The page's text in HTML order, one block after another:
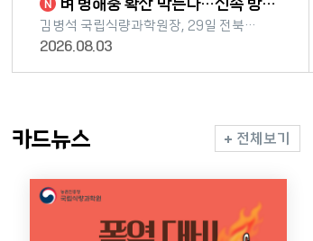
현장 기술 ...
김병석 국립식량과학원장, 29일 전북
임실서 벼 생육 현장 점검 도열병·벼멸구 등
※ 때와 곳: 2026. 7. 29.(수) 08:30~,
2026.08.03
카드뉴스 카드뉴스
전체보기